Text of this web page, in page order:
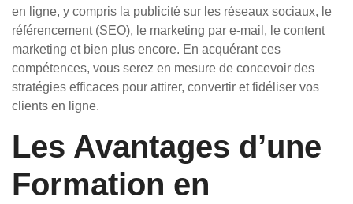
en ligne, y compris la publicité sur les réseaux sociaux, le
référencement (SEO), le marketing par e-mail, le content
marketing et bien plus encore. En acquérant ces
compétences, vous serez en mesure de concevoir des
stratégies efficaces pour attirer, convertir et fidéliser vos
clients en ligne.
Les Avantages d’une
Formation en